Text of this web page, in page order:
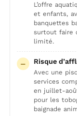
L’offre
et enfants,
banquettes
surtout faire
limité.
Risque
Avec une
services
en juillet-
pour les
baignade